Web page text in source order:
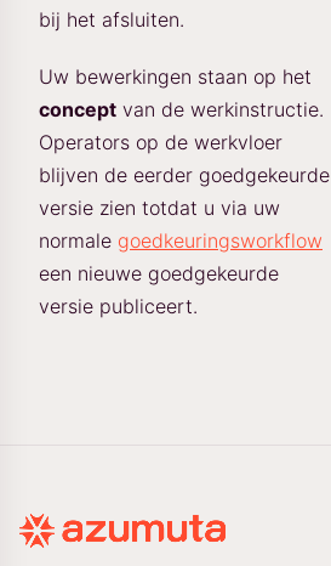
bij het afsluiten.
Uw bewerkingen staan op het
concept van de werkinstructie.
Operators op de werkvloer
blijven de eerder goedgekeurde
versie zien totdat u via uw
normale goedkeuringsworkflow
een nieuwe goedgekeurde
versie publiceert.